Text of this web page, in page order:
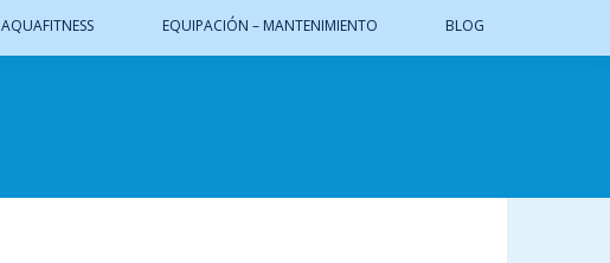
AQUAFITNESS EQUIPACIÓN – MANTENIMIENTO BLOG